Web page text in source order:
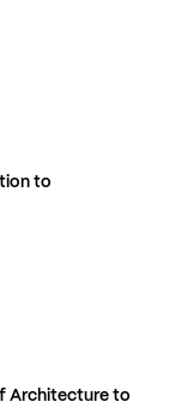
to
Architecture to